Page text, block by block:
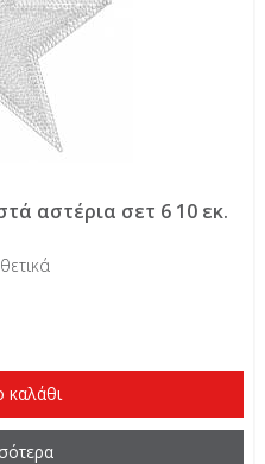
αστέρια σετ 6 10 εκ.
καλάθι